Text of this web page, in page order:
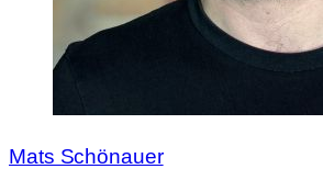
Mats Schönauer